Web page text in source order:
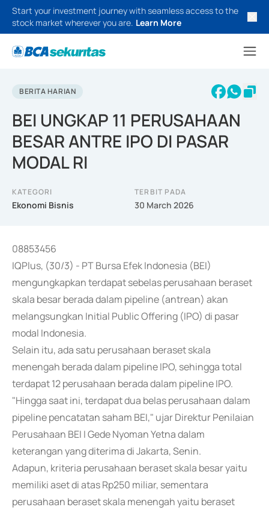
Start your investment journey with seamless access to the
stock market wherever you are. Learn More
BERITA HARIAN
BEI UNGKAP 11 PERUSAHAAN
BESAR ANTRE IPO DI PASAR
MODAL RI
KATEGORI
Ekonomi Bisnis
TERBIT PADA
30 March 2026
08853456
IQPlus, (30/3) - PT Bursa Efek Indonesia (BEI)
mengungkapkan terdapat sebelas perusahaan beraset
skala besar berada dalam pipeline (antrean) akan
melangsungkan Initial Public Offering (IPO) di pasar
modal Indonesia.
Selain itu, ada satu perusahaan beraset skala
menengah berada dalam pipeline IPO, sehingga total
terdapat 12 perusahaan berada dalam pipeline IPO.
"Hingga saat ini, terdapat dua belas perusahaan dalam
pipeline pencatatan saham BEI," ujar Direktur Penilaian
Perusahaan BEI I Gede Nyoman Yetna dalam
keterangan yang diterima di Jakarta, Senin.
Adapun, kriteria perusahaan beraset skala besar yaitu
memiliki aset di atas Rp250 miliar, sementara
perusahaan beraset skala menengah yaitu beraset